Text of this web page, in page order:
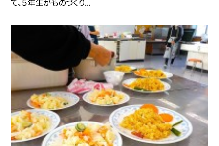
て、５年生がものづくり...